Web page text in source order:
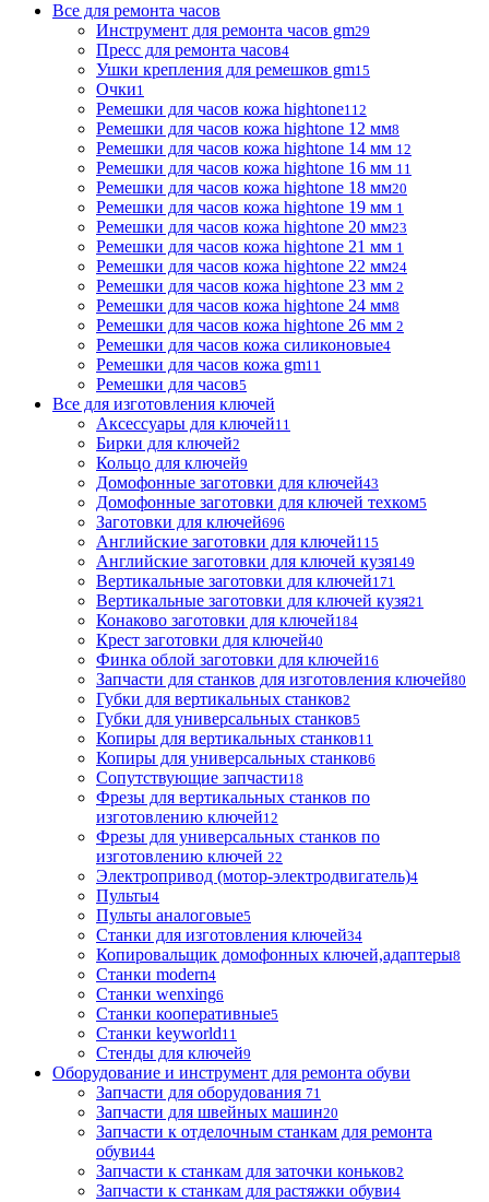
Все для ремонта часов
Инструмент для ремонта часов gm29
Пресс для ремонта часов4
Ушки крепления для ремешков gm15
Очки1
Ремешки для часов кожа hightone112
Ремешки для часов кожа hightone 12 мм8
Ремешки для часов кожа hightone 14 мм 12
Ремешки для часов кожа hightone 16 мм 11
Ремешки для часов кожа hightone 18 мм20
Ремешки для часов кожа hightone 19 мм 1
Ремешки для часов кожа hightone 20 мм23
Ремешки для часов кожа hightone 21 мм 1
Ремешки для часов кожа hightone 22 мм24
Ремешки для часов кожа hightone 23 мм 2
Ремешки для часов кожа hightone 24 мм8
Ремешки для часов кожа hightone 26 мм 2
Ремешки для часов кожа силиконовые4
Ремешки для часов кожа gm11
Ремешки для часов5
Все для изготовления ключей
Аксессуары для ключей11
Бирки для ключей2
Кольцо для ключей9
Домофонные заготовки для ключей43
Домофонные заготовки для ключей техком5
Заготовки для ключей696
Английские заготовки для ключей115
Английские заготовки для ключей кузя149
Вертикальные заготовки для ключей171
Вертикальные заготовки для ключей кузя21
Конаково заготовки для ключей184
Крест заготовки для ключей40
Финка облой заготовки для ключей16
Запчасти для станков для изготовления ключей80
Губки для вертикальных станков2
Губки для универсальных станков5
Копиры для вертикальных станков11
Копиры для универсальных станков6
Сопутствующие запчасти18
Фрезы для вертикальных станков по
изготовлению ключей12
Фрезы для универсальных станков по
изготовлению ключей 22
Электропривод (мотор-электродвигатель)4
Пульты4
Пульты аналоговые5
Станки для изготовления ключей34
Копировальщик домофонных ключей,адаптеры8
Станки modern4
Станки wenxing6
Станки кооперативные5
Станки keyworld11
Стенды для ключей9
Оборудование и инструмент для ремонта обуви
Запчасти для оборудования 71
Запчасти для швейных машин20
Запчасти к отделочным станкам для ремонта
обуви44
Запчасти к станкам для заточки коньков2
Запчасти к станкам для растяжки обуви4